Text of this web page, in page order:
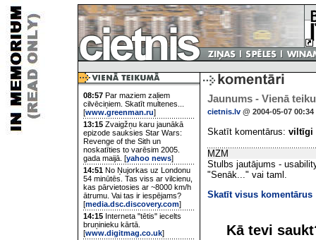
08:57 Par maziem zaļiem
cilvēciņiem. Skatīt multenes...
[www.greenman.ru]
13:15 Zvaigžņu karu jaunākā
epizode sauksies Star Wars:
Revenge of the Sith un
noskatīties to varēsim 2005.
gada maijā. [yahoo news]
14:51 No Ņujorkas uz Londonu
54 minūtēs. Tas viss ar vilcienu,
kas pārvietosies ar ~8000 km/h
ātrumu. Vai tas ir iespējams?
[media.dsc.discovery.com]
14:15 Interneta "tētis" iecelts
bruņinieku kārtā.
[www.digitmag.co.uk]
Jaunums - Vienā
cietnis.lv @ 2004-05-07 00:34
Skatīt komentārus: viltīgi
MZM
Stulbs jautājums -
"Senāk..." vai taml.
Skatīt visus komentārus
Kā tevi